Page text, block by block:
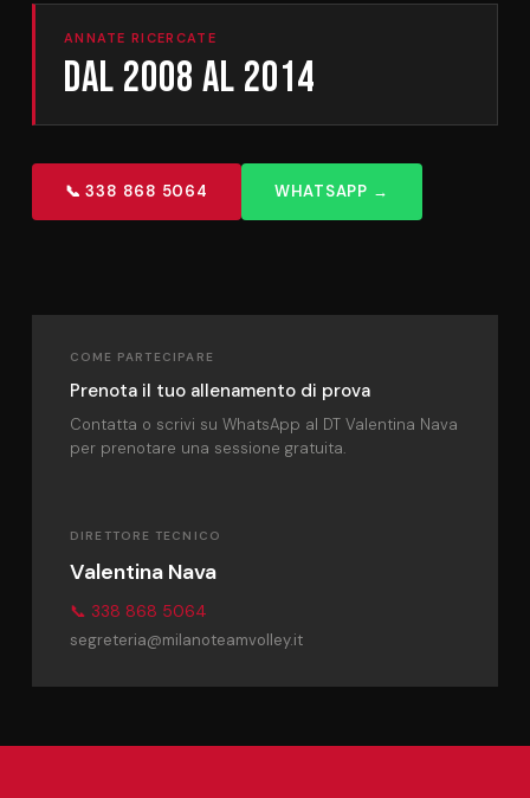
ANNATE RICERCATE
Dal 2008 al 2014
📞 338 868 5064 WHATSAPP →
COME PARTECIPARE
Prenota il tuo allenamento di prova
Contatta o scrivi su WhatsApp al DT Valentina Nava
per prenotare una sessione gratuita.
DIRETTORE TECNICO
Valentina Nava
📞 338 868 5064
segreteria@milanoteamvolley.it